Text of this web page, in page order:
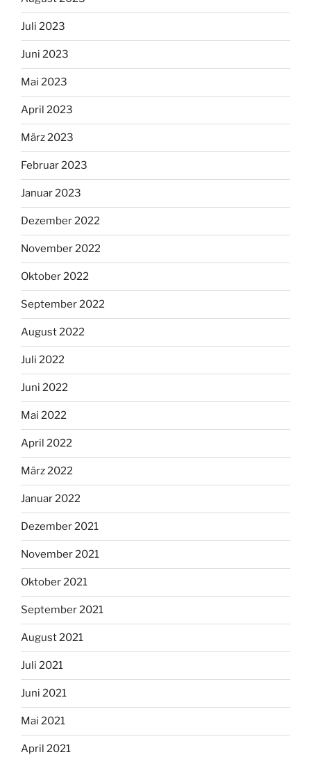
Juli 2023
Juni 2023
Mai 2023
April 2023
März 2023
Februar 2023
Januar 2023
Dezember 2022
November 2022
Oktober 2022
September 2022
August 2022
Juli 2022
Juni 2022
Mai 2022
April 2022
März 2022
Januar 2022
Dezember 2021
November 2021
Oktober 2021
September 2021
August 2021
Juli 2021
Juni 2021
Mai 2021
April 2021